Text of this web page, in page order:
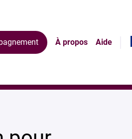
À propos Aide